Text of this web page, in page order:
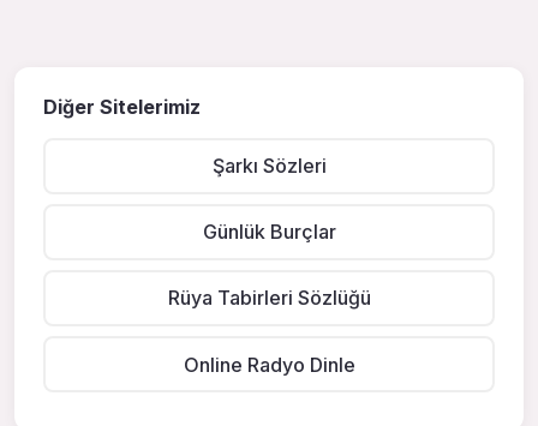
Diğer Sitelerimiz
Şarkı Sözleri
Günlük Burçlar
Rüya Tabirleri Sözlüğü
Online Radyo Dinle